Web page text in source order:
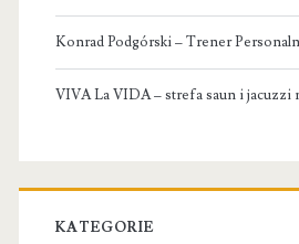
Konrad Podgórski – Trener
VIVA La VIDA – strefa saun i jacuzzi
KATEGORIE